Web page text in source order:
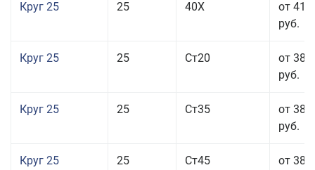
Круг 25 25 40Х
от 41
руб.
Круг 25 25 Ст20
от 38
руб.
Круг 25 25 Ст35
от 38
руб.
Круг 25 25 Ст45
от 38